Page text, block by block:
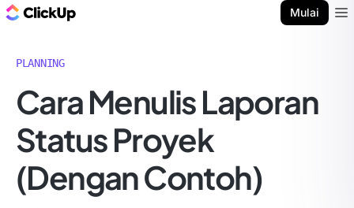
Mulai
PLANNING
Cara Menulis Laporan
Status Proyek
(Dengan Contoh)